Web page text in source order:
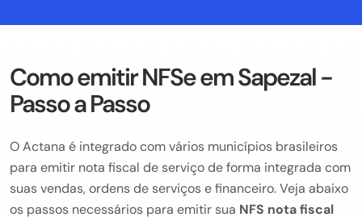
Como emitir NFSe em Sapezal -
Passo a Passo
O Actana é integrado com vários municípios brasileiros
para emitir nota fiscal de serviço de forma integrada com
suas vendas, ordens de serviços e financeiro. Veja abaixo
os passos necessários para emitir sua NFS nota fiscal